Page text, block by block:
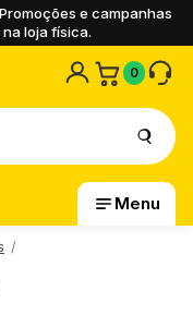
e campanhas
loja física.
0
Menu